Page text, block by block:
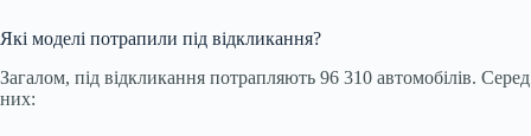
Які моделі потрапили під відкликання?
Загалом, під відкликання потрапляють 96 310 автомобілів. Серед
них: